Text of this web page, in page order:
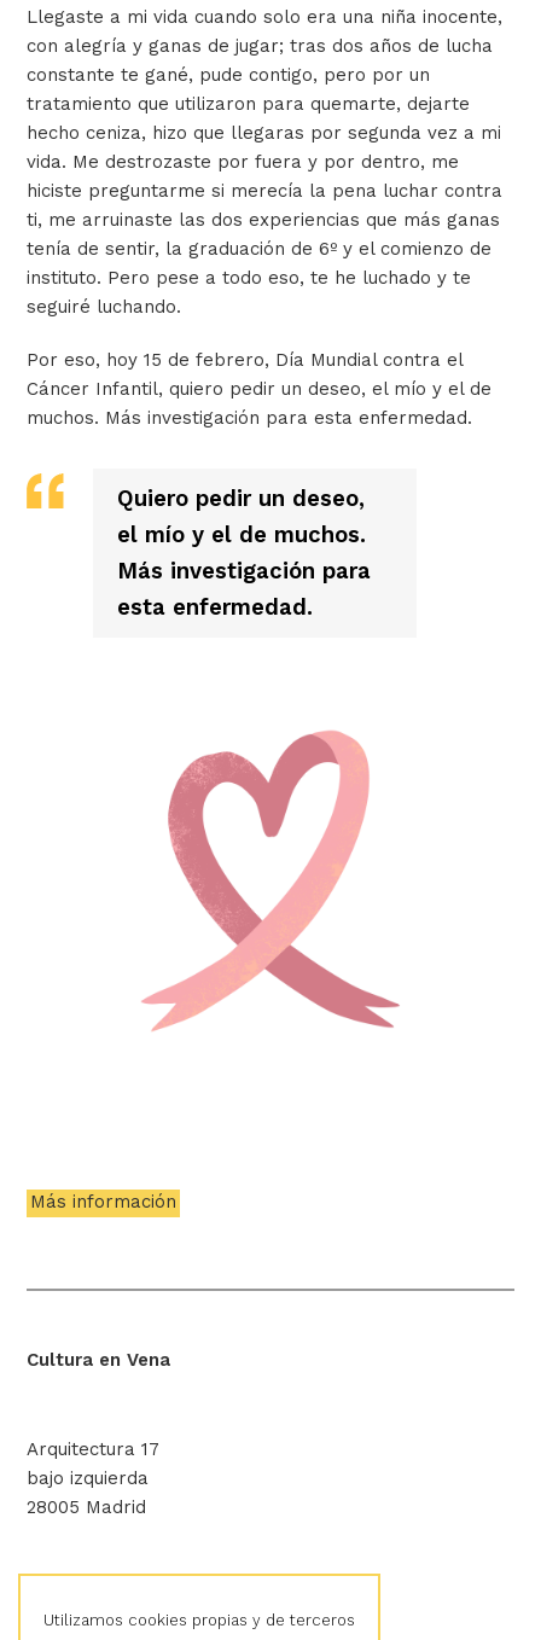
Llegaste a mi vida cuando solo era una niña inocente,
con alegría y ganas de jugar; tras dos años de lucha
constante te gané, pude contigo, pero por un
tratamiento que utilizaron para quemarte, dejarte
hecho ceniza, hizo que llegaras por segunda vez a mi
vida. Me destrozaste por fuera y por dentro, me
hiciste preguntarme si merecía la pena luchar contra
ti, me arruinaste las dos experiencias que más ganas
tenía de sentir, la graduación de 6º y el comienzo de
instituto. Pero pese a todo eso, te he luchado y te
seguiré luchando.
Por eso, hoy 15 de febrero, Día Mundial contra el
Cáncer Infantil, quiero pedir un deseo, el mío y el de
muchos. Más investigación para esta enfermedad.
Quiero pedir un deseo,
el mío y el de muchos.
Más investigación para
esta enfermedad.
Más información
Cultura en Vena
Arquitectura 17
bajo izquierda
28005 Madrid
Utilizamos cookies propias y de terceros